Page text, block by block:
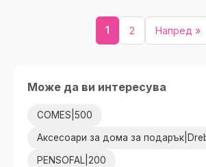
1 2 Напред »
Може да ви интересува
COMES|500
Аксесоари за дома за
PENSOFAL|200